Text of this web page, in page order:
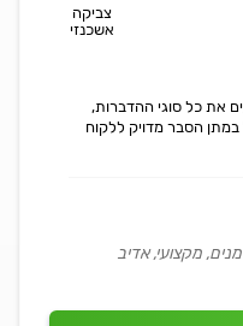
צביקה
אשכנזי
את כל סוגי ההדברות,
במתן הסבר מדויק ללקוח
מקצועי, אדיב